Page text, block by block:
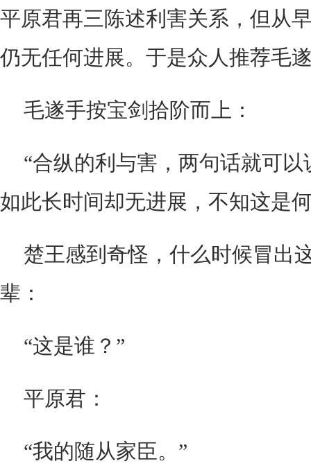
平原君再三陈述利害关系，但从
仍无任何进展。于是众人推荐毛
毛遂手按宝剑拾阶而上：
“合纵的利与害，两句话就可
如此长时间却无进展，不知这是
楚王感到奇怪，什么时候冒出
辈：
“这是谁？”
平原君：
“我的随从家臣。”